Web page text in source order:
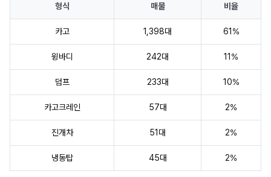
형식 매물 비율
카고 1,398대 61%
윙바디 242대 11%
덤프 233대 10%
카고크레인 57대 2%
진개차 51대 2%
냉동탑 45대 2%